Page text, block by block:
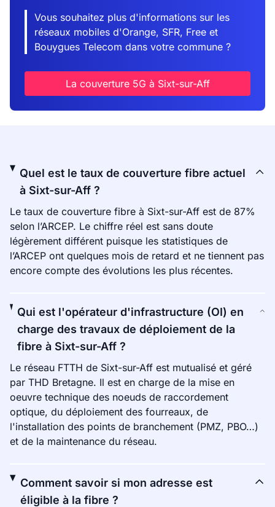
Vous souhaitez plus d'informations sur les
réseaux mobiles d'Orange, SFR, Free et
Bouygues Telecom dans votre commune ?
La couverture 5G à Sixt-sur-Aff
Quel est le taux de couverture fibre actuel
à Sixt-sur-Aff ?
Le taux de couverture fibre à Sixt-sur-Aff est de 87%
selon l’ARCEP. Le chiffre réel est sans doute
légèrement différent puisque les statistiques de
l’ARCEP ont quelques mois de retard et ne tiennent pas
encore compte des évolutions les plus récentes.
Qui est l'opérateur d'infrastructure (OI) en
charge des travaux de déploiement de la
fibre à Sixt-sur-Aff ?
Le réseau FTTH de Sixt-sur-Aff est mutualisé et géré
par THD Bretagne. Il est en charge de la mise en
oeuvre technique des noeuds de raccordement
optique, du déploiement des fourreaux, de
l'installation des points de branchement (PMZ, PBO…)
et de la maintenance du réseau.
Comment savoir si mon adresse est
éligible à la fibre ?